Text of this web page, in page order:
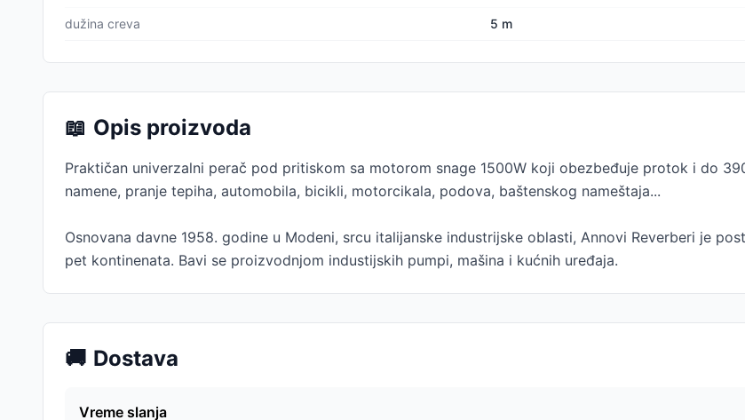
dužina creva 5 m
📖 Opis proizvoda
Praktičan univerzalni perač pod pritiskom sa motorom snage 1500W koji obezbeđuje protok i do
namene, pranje tepiha, automobila, bicikli, motorcikala, podova, baštenskog nameštaja...
Osnovana davne 1958. godine u Modeni, srcu italijanske industrijske oblasti, Annovi Reverberi je
pet kontinenata. Bavi se proizvodnjom industijskih pumpi, mašina i kućnih uređaja.
🚚 Dostava
Vreme slanja